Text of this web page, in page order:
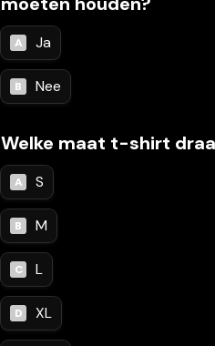
A Ja
B Nee
Welke maat t-shirt
A S
B M
C L
D XL